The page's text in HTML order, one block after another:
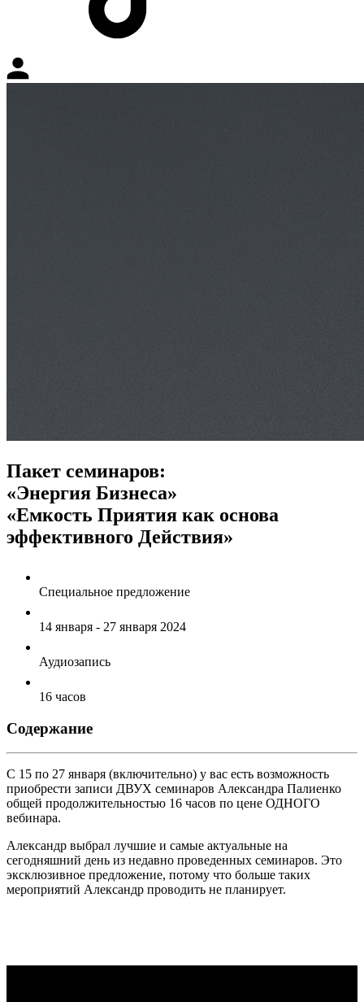
Пакет семинаров:
«Энергия Бизнеса»
«Емкость Приятия как основа
эффективного Действия»
Специальное предложение
14 января - 27 января 2024
Аудиозапись
16 часов
Содержание
С 15 по 27 января (включительно) у вас есть возможность
приобрести записи ДВУХ семинаров Александра Палиенко
общей продолжительностью 16 часов по цене ОДНОГО
вебинара.
Александр выбрал лучшие и самые актуальные на
сегодняшний день из недавно проведенных семинаров. Это
эксклюзивное предложение, потому что больше таких
мероприятий Александр проводить не планирует.